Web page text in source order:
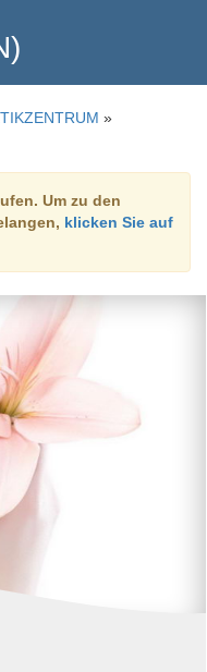
»
Um zu den
klicken Sie auf